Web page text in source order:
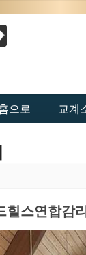
으로 교계
힐스연합감